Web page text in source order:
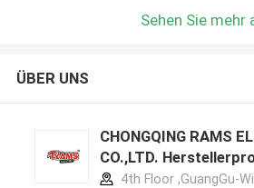
Sehen Sie mehr
ÜBER UNS
CHONGQING RAMS
CO.,LTD.
4th Floor ,GuangGu-